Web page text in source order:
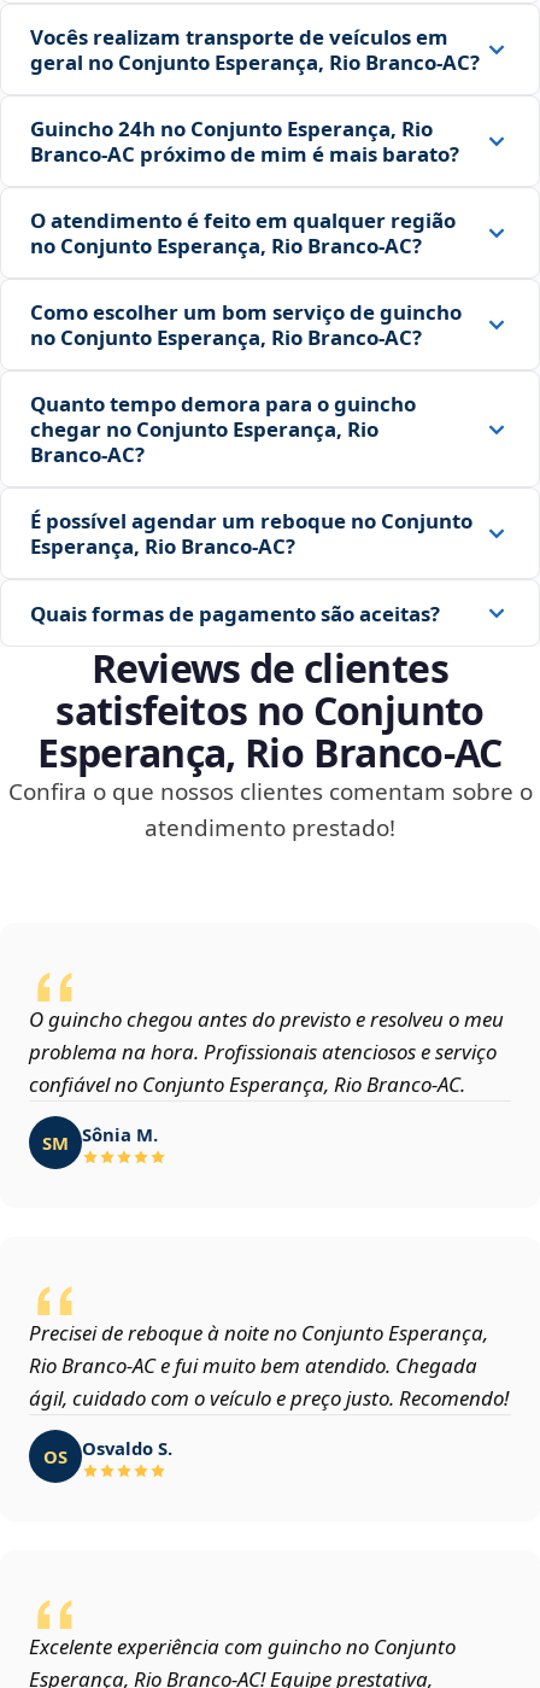
Vocês realizam transporte de veículos em
geral no Conjunto Esperança, Rio Branco‑AC?
Guincho 24h no Conjunto Esperança, Rio
Branco‑AC próximo de mim é mais barato?
O atendimento é feito em qualquer região
no Conjunto Esperança, Rio Branco‑AC?
Como escolher um bom serviço de guincho
no Conjunto Esperança, Rio Branco‑AC?
Quanto tempo demora para o guincho
chegar no Conjunto Esperança, Rio
Branco‑AC?
É possível agendar um reboque no Conjunto
Esperança, Rio Branco‑AC?
Quais formas de pagamento são aceitas?
Reviews de clientes
satisfeitos no Conjunto
Esperança, Rio Branco‑AC
Confira o que nossos clientes comentam sobre o
atendimento prestado!
O guincho chegou antes do previsto e resolveu o meu
problema na hora. Profissionais atenciosos e serviço
confiável no Conjunto Esperança, Rio Branco‑AC.
SM Sônia M.
Precisei de reboque à noite no Conjunto Esperança,
Rio Branco‑AC e fui muito bem atendido. Chegada
ágil, cuidado com o veículo e preço justo. Recomendo!
OS Osvaldo S.
Excelente experiência com guincho no Conjunto
Esperança, Rio Branco‑AC! Equipe prestativa,